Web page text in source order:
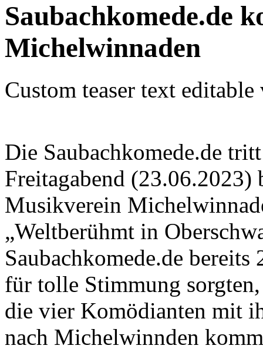
Saubachkomede.de
Michelwinnaden
Custom teaser text
Die Saubachkomede.de
Freitagabend (23.06.2023)
Musikverein
„Weltberühmt in
Saubachkomede.de
für tolle Stimmung
die vier Komödianten mit
nach Michelwinnden